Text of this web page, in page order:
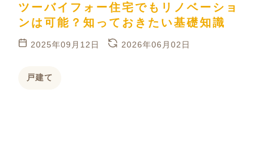
ツーバイフォー住宅でもリノベーショ
ンは可能？知っておきたい基礎知識
2025年09月12日 2026年06月02日
戸建て